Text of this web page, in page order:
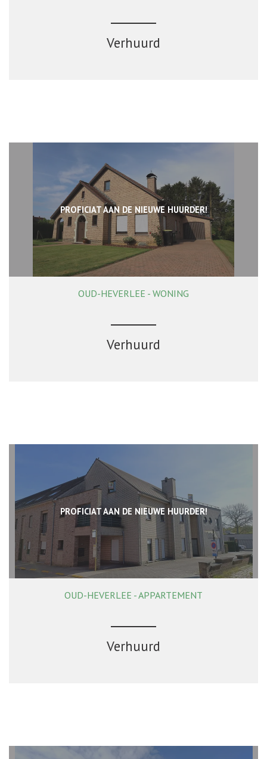
Verhuurd
PROFICIAT AAN DE NIEUWE HUURDER!
3 1 Ja
OUD-HEVERLEE - WONING
Verhuurd
PROFICIAT AAN DE NIEUWE HUURDER!
117 m² 2 1 Ja
OUD-HEVERLEE - APPARTEMENT
Verhuurd